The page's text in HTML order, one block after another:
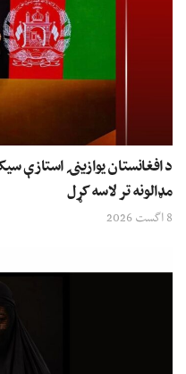
د افغانستان یوازینۍ استازې
مډالونه تر لاسه کړل
8 اگست 2026